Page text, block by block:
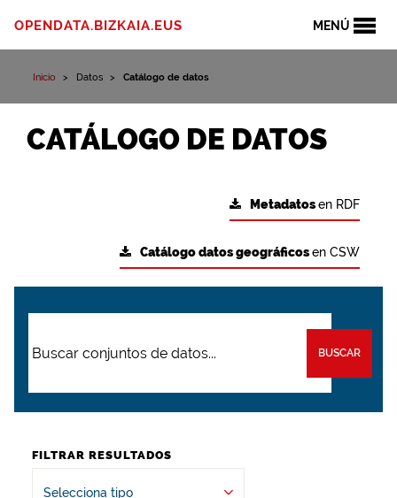
MENÚ
OPENDATA.BIZKAIA.EUS
Inicio Datos Catálogo de datos
CATÁLOGO DE DATOS
Metadatosen RDF
Catálogo datos geográficosen CSW
BUSCAR
FILTRAR RESULTADOS
Selecciona tipo